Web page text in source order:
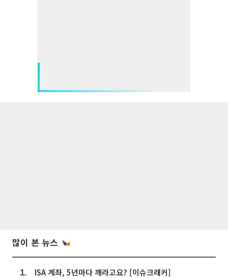
많이 본 뉴스
1. ISA 계좌, 5년마다 깨라고요? [이슈크래커]